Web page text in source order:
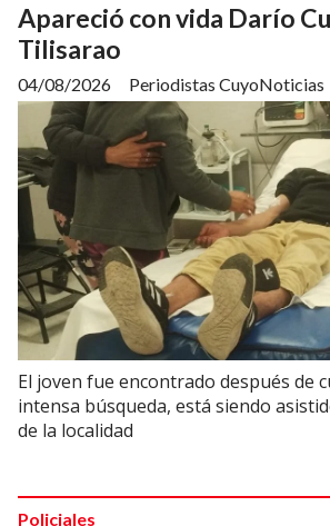
Apareció con vida Darío
Tilisarao
Periodistas CuyoNoticias
04/08/2026
El joven fue encontrado después de
intensa búsqueda, está siendo
de la localidad
Policiales